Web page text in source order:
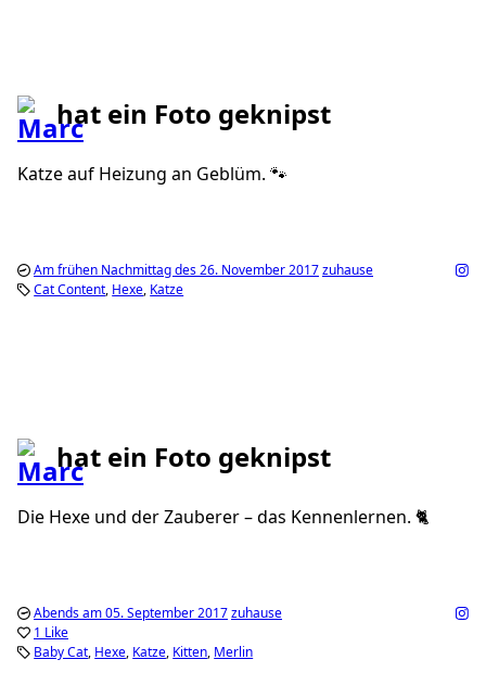
hat ein Foto geknipst
Katze auf Heizung an Geblüm. 🐾
Am frühen Nachmittag des 26. November 2017zuhause
Cat Content Hexe Katze
hat ein Foto geknipst
Die Hexe und der Zauberer – das Kennenlernen. 🐈
Abends am 05. September 2017zuhause
1 Like
Baby Cat Hexe Katze Kitten Merlin